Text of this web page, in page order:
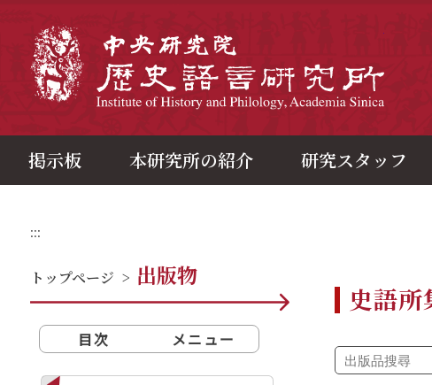
掲示板 本研究所の紹介 研究スタッフ
:::
トップページ > 出版物
目次 メニュー
史語所